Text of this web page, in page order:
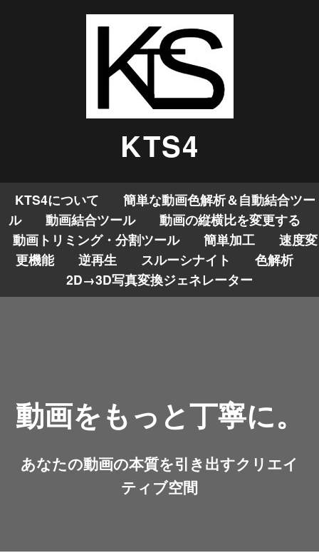
KTS4
KTS4について
簡単な動画色解析＆自動結合ツー
ル
動画結合ツール
動画の縦横比を変更する
動画トリミング・分割ツール
簡単加工
速度変
更機能
逆再生 スルーシナイト
色解析
2D→3D写真変換ジェネレーター
動画をもっと丁寧に。
あなたの動画の本質を引き出すクリエイ
ティブ空間